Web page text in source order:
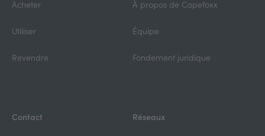
Acheter
Utiliser
Revendre
À propos de Capefoxx
Équipe
Fondement juridique
Contact Réseaux